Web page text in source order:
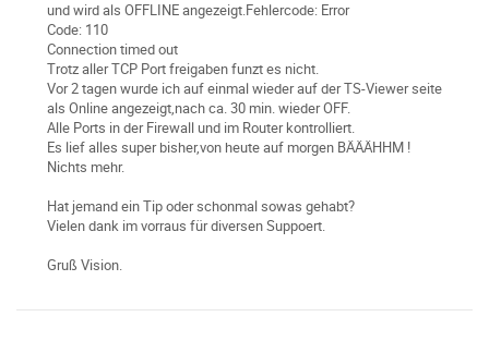
und wird als OFFLINE angezeigt.Fehlercode: Error
Code: 110
Connection timed out
Trotz aller TCP Port freigaben funzt es nicht.
Vor 2 tagen wurde ich auf einmal wieder auf der TS-Viewer seite
als Online angezeigt,nach ca. 30 min. wieder OFF.
Alle Ports in der Firewall und im Router kontrolliert.
Es lief alles super bisher,von heute auf morgen BÄÄÄHHM !
Nichts mehr.
Hat jemand ein Tip oder schonmal sowas gehabt?
Vielen dank im vorraus für diversen Suppoert.
Gruß Vision.